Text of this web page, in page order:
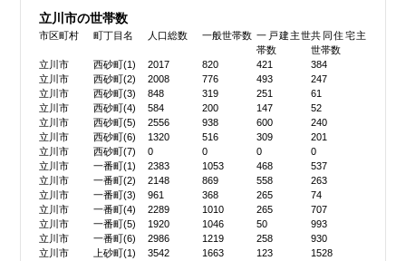
立川市の世帯数
市区町村 町丁目名 人口総数 一般世帯数 一戸建主世
帯数
共同住宅主
世帯数
立川市
西砂町(1) 2017 820 421
384
立川市
西砂町(2) 2008 776 493
247
立川市
西砂町(3) 848 319 251
61
立川市
西砂町(4) 584 200 147
52
立川市
西砂町(5) 2556 938 600
240
立川市
西砂町(6) 1320 516 309
201
立川市
西砂町(7) 0 0 0
0
立川市
一番町(1) 2383 1053 468
537
立川市
一番町(2) 2148 869 558
263
立川市
一番町(3) 961 368 265
74
立川市
一番町(4) 2289 1010 265
707
立川市
一番町(5) 1920 1046 50
993
立川市
一番町(6) 2986 1219 258
930
立川市
上砂町(1) 3542 1663 123
1528